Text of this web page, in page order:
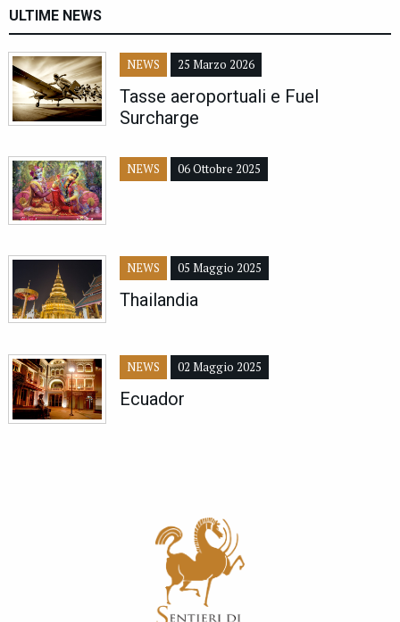
ULTIME NEWS
NEWS 25 Marzo 2026
Tasse aeroportuali e Fuel
Surcharge
NEWS 06 Ottobre 2025
NEWS 05 Maggio 2025
Thailandia
NEWS 02 Maggio 2025
Ecuador